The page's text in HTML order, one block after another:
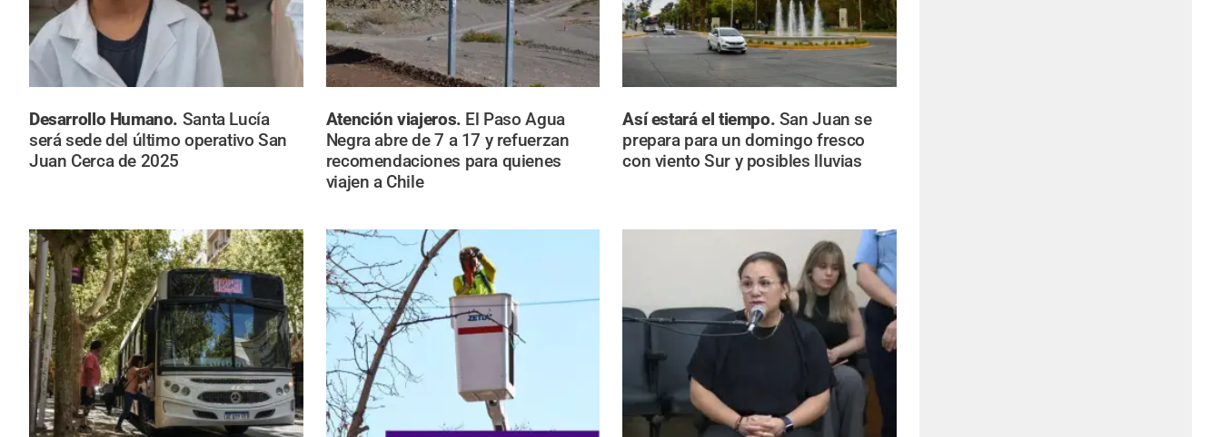
Desarrollo Humano. Santa Lucía
será sede del último operativo San
Juan Cerca de 2025
Atención viajeros. El Paso Agua
Negra abre de 7 a 17 y refuerzan
recomendaciones para quienes
viajen a Chile
Así estará el tiempo. San Juan se
prepara para un domingo fresco
con viento Sur y posibles lluvias